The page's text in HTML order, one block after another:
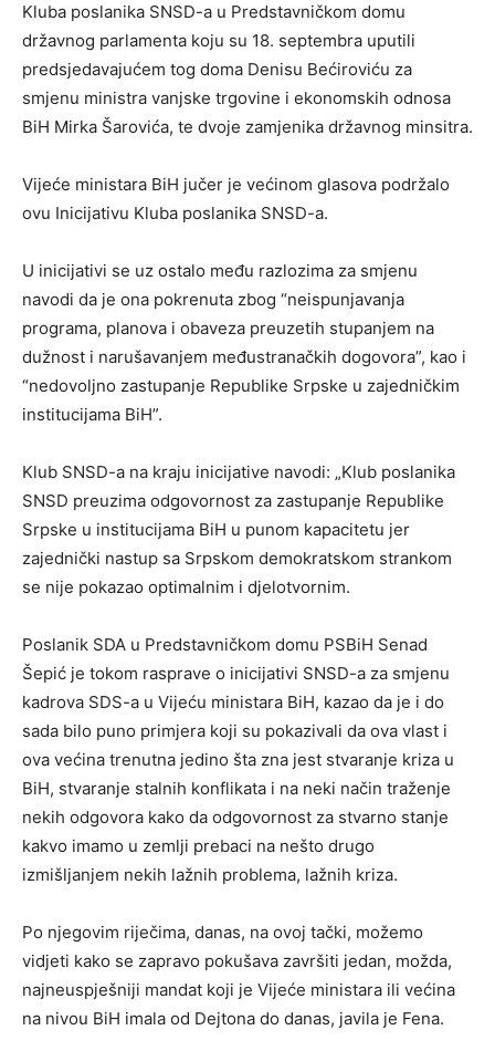
Kluba poslanika SNSD-a u Predstavničkom domu
državnog parlamenta koju su 18. septembra uputili
predsjedavajućem tog doma Denisu Bećiroviću za
smjenu ministra vanjske trgovine i ekonomskih odnosa
BiH Mirka Šarovića, te dvoje zamjenika državnog minsitra.
Vijeće ministara BiH jučer je većinom glasova podržalo
ovu Inicijativu Kluba poslanika SNSD-a.
U inicijativi se uz ostalo među razlozima za smjenu
navodi da je ona pokrenuta zbog “neispunjavanja
programa, planova i obaveza preuzetih stupanjem na
dužnost i narušavanjem međustranačkih dogovora”, kao i
“nedovoljno zastupanje Republike Srpske u zajedničkim
institucijama BiH”.
Klub SNSD-a na kraju inicijative navodi: „Klub poslanika
SNSD preuzima odgovornost za zastupanje Republike
Srpske u institucijama BiH u punom kapacitetu jer
zajednički nastup sa Srpskom demokratskom strankom
se nije pokazao optimalnim i djelotvornim.
Poslanik SDA u Predstavničkom domu PSBiH Senad
Šepić je tokom rasprave o inicijativi SNSD-a za smjenu
kadrova SDS-a u Vijeću ministara BiH, kazao da je i do
sada bilo puno primjera koji su pokazivali da ova vlast i
ova većina trenutna jedino šta zna jest stvaranje kriza u
BiH, stvaranje stalnih konflikata i na neki način traženje
nekih odgovora kako da odgovornost za stvarno stanje
kakvo imamo u zemlji prebaci na nešto drugo
izmišljanjem nekih lažnih problema, lažnih kriza.
Po njegovim riječima, danas, na ovoj tački, možemo
vidjeti kako se zapravo pokušava završiti jedan, možda,
najneuspješniji mandat koji je Vijeće ministara ili većina
na nivou BiH imala od Dejtona do danas, javila je Fena.